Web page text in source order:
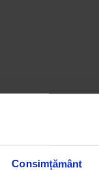
Consimțământ